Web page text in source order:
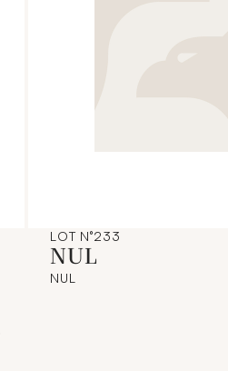
LOT N°233
NUL
NUL